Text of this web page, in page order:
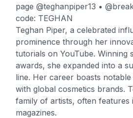
page @teghanpiper13 •
code: TEGHAN
Teghan Piper, a celebrated
prominence through her
tutorials on YouTube. Winning
awards, she expanded into a
line. Her career boasts
with global cosmetics brands.
family of artists, often features
magazines.